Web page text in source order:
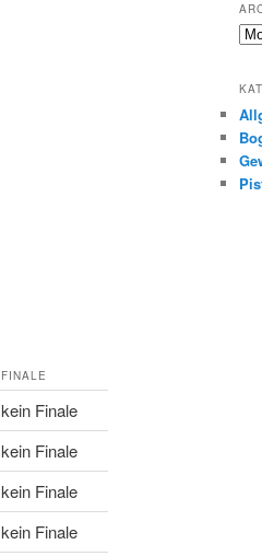
FINALE
kein Finale
kein Finale
kein Finale
kein Finale